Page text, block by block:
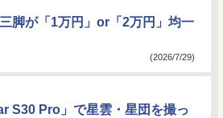
脚が「1万円」or「2万円」均一
(2026/7/29)
S30 Pro」で星雲・星団を撮っ